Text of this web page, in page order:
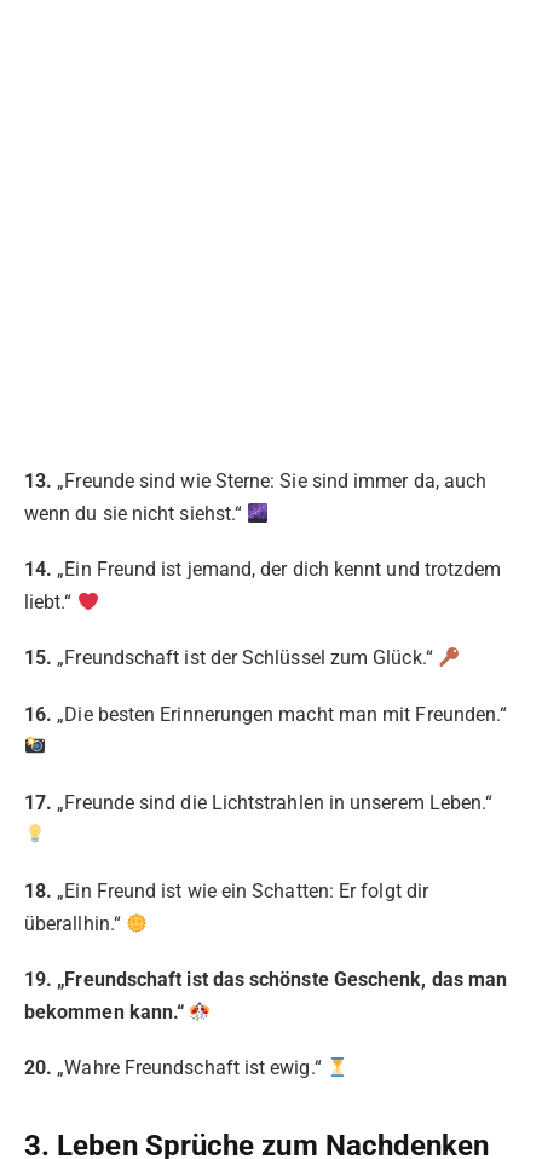
13. „Freunde sind wie Sterne: Sie sind immer da, auch
wenn du sie nicht siehst.“
14. „Ein Freund ist jemand, der dich kennt und trotzdem
liebt.“
15. „Freundschaft ist der Schlüssel zum Glück.“
16. „Die besten Erinnerungen macht man mit Freunden.“
17. „Freunde sind die Lichtstrahlen in unserem Leben.“
18. „Ein Freund ist wie ein Schatten: Er folgt dir
überallhin.“
19. „Freundschaft ist das schönste Geschenk, das man
bekommen kann.“
20. „Wahre Freundschaft ist ewig.“
3. Leben Sprüche zum Nachdenken